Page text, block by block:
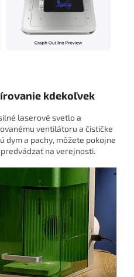
kdekoľvek
laserové svetlo a
ventilátoru a čističke
dym a pachy, môžete pokojne
na verejnosti.